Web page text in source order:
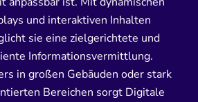
und interaktiven Inhalten
sie eine zielgerichtete und
Informationsvermittlung.
in großen Gebäuden oder stark
Bereichen sorgt Digitale